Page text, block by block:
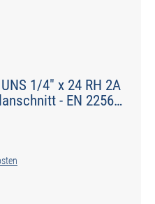
1/4" x 24 RH 2A
- EN 22568